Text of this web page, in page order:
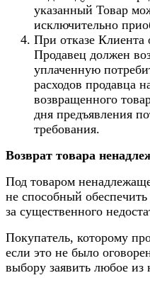
указанный Товар
исключительно
При отказе Клиента
Продавец должен
уплаченную
расходов продавца
возвращенного
дня предъявления
требования.
Возврат товара
Под товаром
не способный
за существенного
Покупатель, которому
если это не было
выбору заявить любое